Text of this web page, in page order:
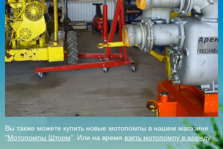
Вы также можете купить новые мотопомпы в нашем магазине
"Мотопомпы Шторм". Или на время взять мотопомпу в аренду.